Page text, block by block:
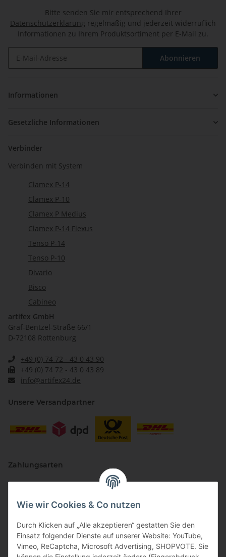
Wie wir Cookies & Co nutzen
Durch Klicken auf „Alle akzeptieren“ gestatten Sie den
Einsatz folgender Dienste auf unserer Website: YouTube,
Vimeo, ReCaptcha, Microsoft Advertising, SHOPVOTE. Sie
Bitte senden Sie mir entsprechend Ihrer
Datenschutzerklärung regelmäßig und jederzeit widerruflich
Informationen zu Ihrem Produktsortiment per E-Mail zu.
Abonnieren
Informationen
Gesetzliche Informationen
Verbinder
Verbinden mit System
Clamex P-14
Clamex P-10
Clamex P Medius
Clamex P-14 Flexus
Tenso P-14
Tenso P-10
Divario
Bisco
Cabineo
artifex GmbH
Graf-Bentzel-Straße 66/1
D-72108 Rottenburg
+49 (0) 74 72 - 43 0 43 90
+49 (0) 74 72 - 43 0 43 89
info@artifex24.de
Unsere Versandpartner
Zahlungsarten